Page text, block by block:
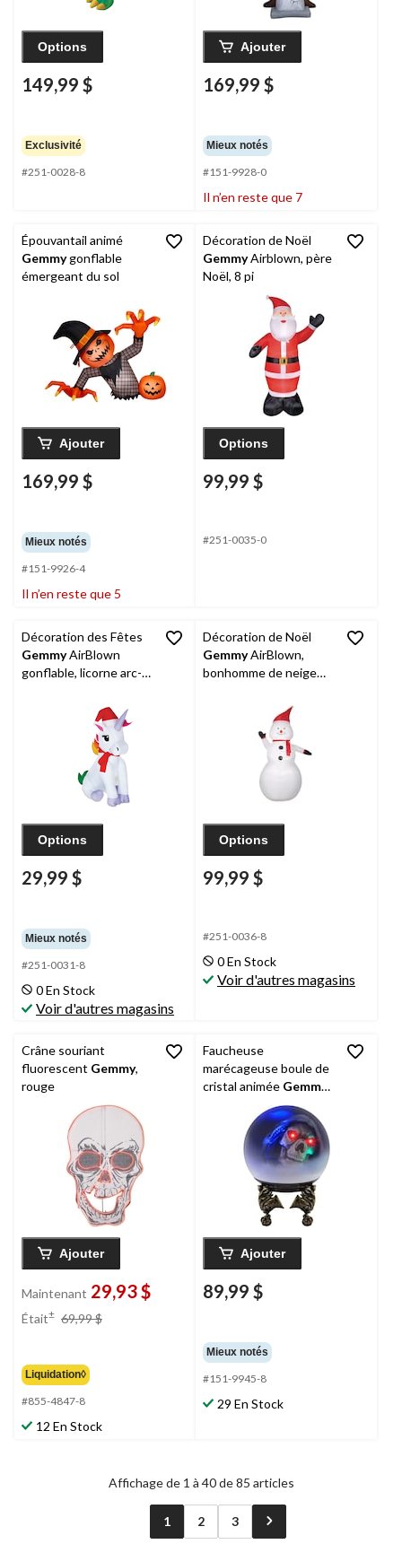
Options
149,99 $
Exclusivité
#251-0028-8
Ajouter
169,99 $
Mieux notés
#151-9928-0
Il n’en reste que 7
Épouvantail animé
Gemmygonflable
émergeant du sol
Ajouter
169,99 $
Mieux notés
#151-9926-4
Il n’en reste que 5
Décoration de Noël
GemmyAirblown, père
Noël, 8 pi
Options
99,99 $
#251-0035-0
Décoration des Fêtes
GemmyAirBlown
gonflable, licorne arc-
Options
29,99 $
Mieux notés
#251-0031-8
0 En Stock
Voir d'autres magasins
Décoration de Noël
GemmyAirBlown,
bonhomme de neige
Options
99,99 $
#251-0036-8
0 En Stock
Voir d'autres magasins
Crâne souriant
fluorescent Gemmy,
rouge
Ajouter
Maintenant 29,93 $
Était± 69,99 $
Liquidation◊
#855-4847-8
12 En Stock
Faucheuse
marécageuse boule de
cristal animée Gemmy,
Ajouter
89,99 $
Mieux notés
#151-9945-8
29 En Stock
Affichage de 1 à 40 de 85 articles
1 2 3